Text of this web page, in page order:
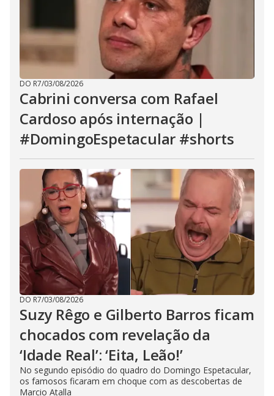
DO R7/03/08/2026
Cabrini conversa com Rafael
Cardoso após internação |
#DomingoEspetacular #shorts
DO R7/03/08/2026
Suzy Rêgo e Gilberto Barros ficam
chocados com revelação da
‘Idade Real’: ‘Eita, Leão!’
No segundo episódio do quadro do Domingo Espetacular,
os famosos ficaram em choque com as descobertas de
Marcio Atalla